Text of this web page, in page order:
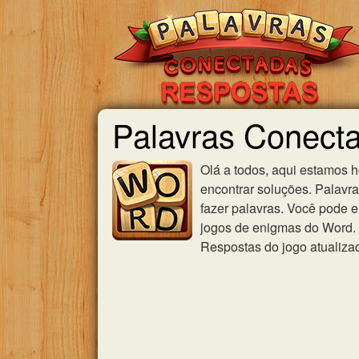
Palavras
Olá a todos, aqui estamos
encontrar soluções.
fazer palavras. Você pode
jogos de enigmas do
Respostas do jogo